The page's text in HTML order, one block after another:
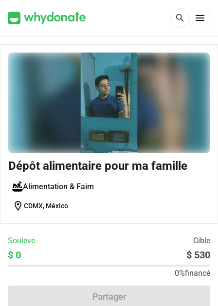
search menu
Dépôt alimentaire pour ma famille
Alimentation & Faim
location_on CDMX, México
Soulevé Cible
$ 0 $ 530
0%financé
Partager